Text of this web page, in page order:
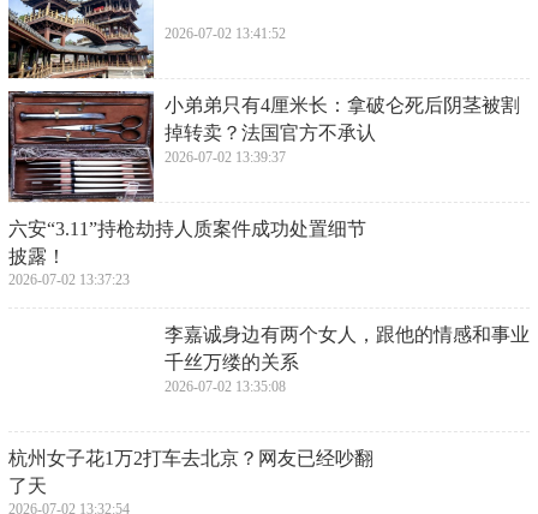
《大宅门》的影响力远不止于观众的心灵共鸣。这部
剧在当时的中国社会引起了广泛的讨论和争议。它揭
示了社会的弊端和不公，引发了对社会现实的思考和
探讨。人们开始关注社会问题，呼吁改变。这部剧的
成功也促进了中国电视剧的发展，开创了一种新的创
作风格，影响了整个行业的发展方向。